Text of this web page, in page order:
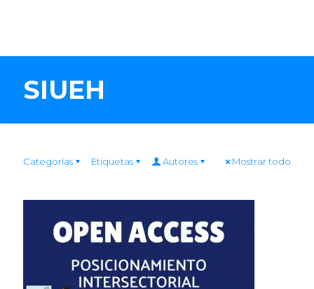
SIUEH
Categorías Etiquetas Autores Mostrar todo